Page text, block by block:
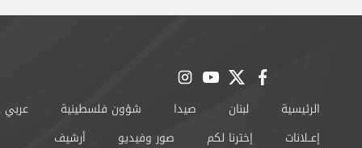
facebook
twitter
youtube
instagram
الرئيسية لبنان صيدا شؤون فلسطينية
إعــلانات
إخترنا لكم صور وفيديو أرشيف